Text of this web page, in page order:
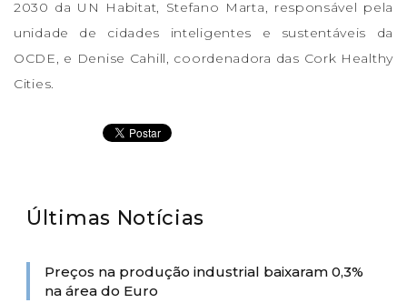
2030 da UN Habitat, Stefano Marta, responsável pela
unidade de cidades inteligentes e sustentáveis da
OCDE, e Denise Cahill, coordenadora das Cork Healthy
Cities.
Últimas Notícias
Preços na produção industrial baixaram 0,3%
na área do Euro